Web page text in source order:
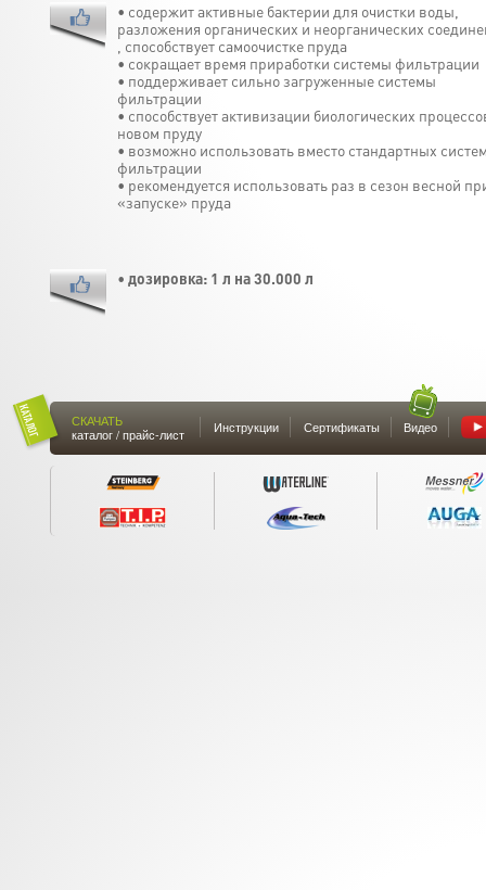
• содержит активные бактерии для очистки воды,
разложения органических и неорганических
, способствует самоочистке пруда
• сокращает время приработки системы фильтрации
• поддерживает сильно загруженные системы
фильтрации
• способствует активизации биологических
новом пруду
• возможно использовать вместо стандартных
фильтрации
• рекомендуется использовать раз в сезон весной
«запуске» пруда
• дозировка: 1 л на 30.000 л
СКАЧАТЬ
каталог / прайс-лист
Инструкции Сертификаты Видео